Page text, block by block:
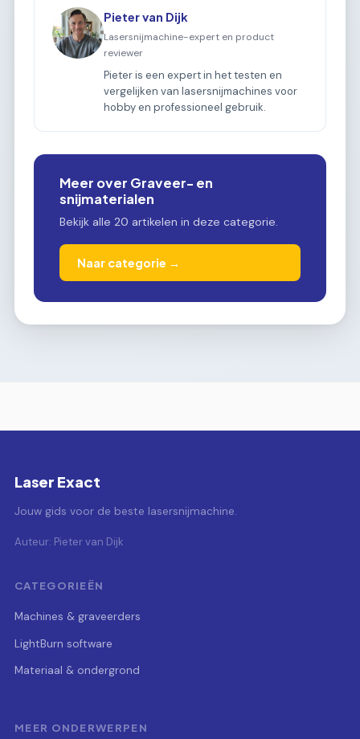
Pieter van Dijk
Lasersnijmachine-expert en product
reviewer
Pieter is een expert in het testen en
vergelijken van lasersnijmachines voor
hobby en professioneel gebruik.
Meer over Graveer- en
snijmaterialen
Bekijk alle 20 artikelen in deze categorie.
Naar categorie →
Laser Exact
Jouw gids voor de beste lasersnijmachine.
Auteur: Pieter van Dijk
CATEGORIEËN
Machines & graveerders
LightBurn software
Materiaal & ondergrond
MEER ONDERWERPEN